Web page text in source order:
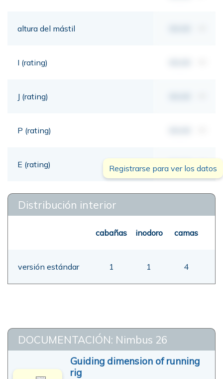
altura del mástil
I (rating)
J (rating)
P (rating)
E (rating) 00,00 mt
Registrarse para ver los datos
Distribución interior
cabañas inodoro camas
versión estándar 1 1 4
DOCUMENTACIÓN: Nimbus 26
Guiding dimension of running
rig